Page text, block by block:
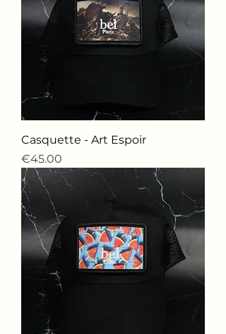
Casquette - Art Espoir
価格
€45.00